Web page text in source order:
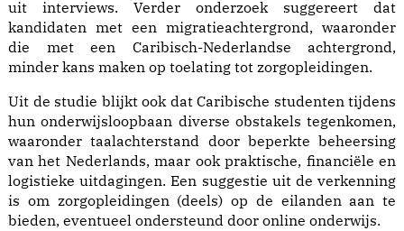
uit interviews. Verder onderzoek suggereert dat
kandidaten met een migratieachtergrond, waaronder
die met een Caribisch-Nederlandse achtergrond,
minder kans maken op toelating tot zorgopleidingen.
Uit de studie blijkt ook dat Caribische studenten tijdens
hun onderwijsloopbaan diverse obstakels tegenkomen,
waaronder taalachterstand door beperkte beheersing
van het Nederlands, maar ook praktische, financiële en
logistieke uitdagingen. Een suggestie uit de verkenning
is om zorgopleidingen (deels) op de eilanden aan te
bieden, eventueel ondersteund door online onderwijs.